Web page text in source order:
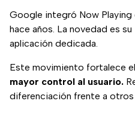
Google integró Now
hace años. La novedad es
aplicación dedicada.
Este movimiento fortalece
mayor control al usuario.
diferenciación frente a